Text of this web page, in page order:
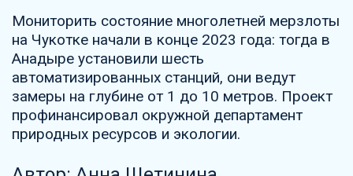
Мониторить состояние многолетней мерзлоты
на Чукотке начали в конце 2023 года: тогда в
Анадыре установили шесть
автоматизированных станций, они ведут
замеры на глубине от 1 до 10 метров. Проект
профинансировал окружной департамент
природных ресурсов и экологии.